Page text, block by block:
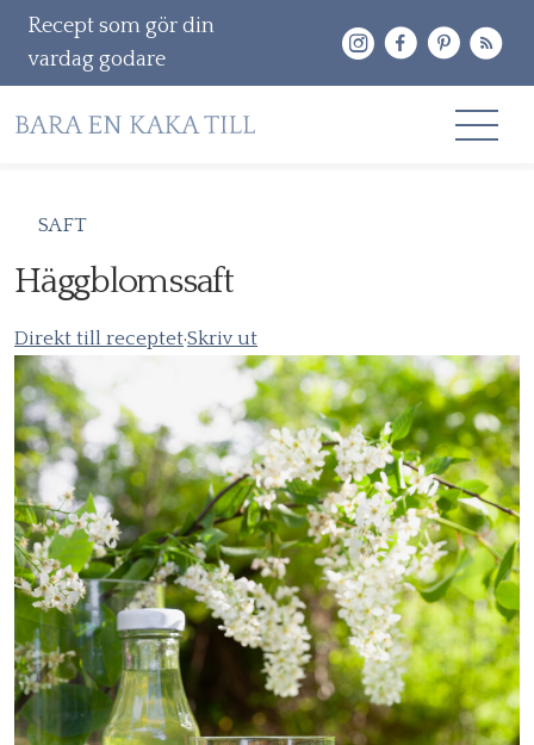
Recept som gör din
vardag godare
till
innehåll
OM MIG
Sök
efter:
SAFT
Häggblomssaft
Direkt till receptet·Skriv ut